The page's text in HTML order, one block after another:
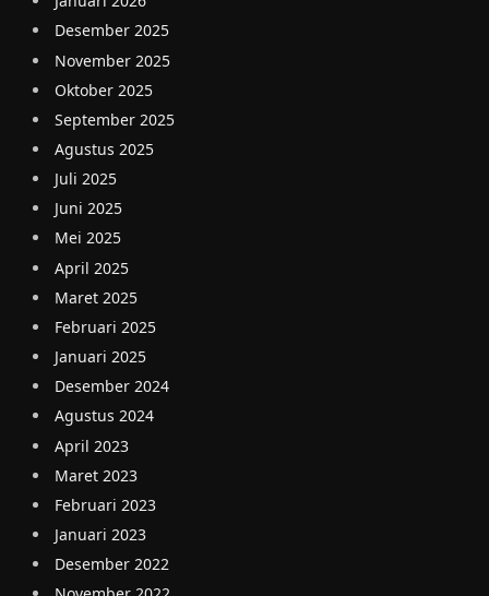
Desember 2025
November 2025
Oktober 2025
September 2025
Agustus 2025
Juli 2025
Juni 2025
Mei 2025
April 2025
Maret 2025
Februari 2025
Januari 2025
Desember 2024
Agustus 2024
April 2023
Maret 2023
Februari 2023
Januari 2023
Desember 2022